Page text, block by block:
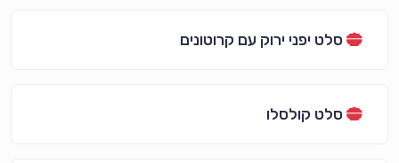
סלט יפני ירוק עם קרוטונים
סלט קולסלו